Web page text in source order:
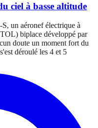
ciel à basse altitude
un aéronef électrique à
biplace développé par
doute un moment fort du
déroulé les 4 et 5